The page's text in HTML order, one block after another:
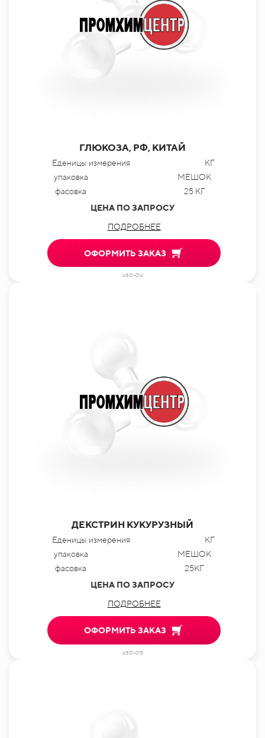
ГЛЮКОЗА, РФ, КИТАЙ
Еденицы измерения
КГ
упаковка
МЕШОК
фасовка
25 КГ
ЦЕНА ПО ЗАПРОСУ
ПОДРОБНЕЕ
ОФОРМИТЬ ЗАКАЗ
id801-014
ДЕКСТРИН КУКУРУЗНЫЙ
Еденицы измерения
КГ
упаковка
МЕШОК
фасовка
25КГ
ЦЕНА ПО ЗАПРОСУ
ПОДРОБНЕЕ
ОФОРМИТЬ ЗАКАЗ
id801-015